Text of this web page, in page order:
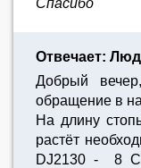
Спасибо
Отвечает:
Добрый
обращение в
На длину
растёт
DJ2130 - 8